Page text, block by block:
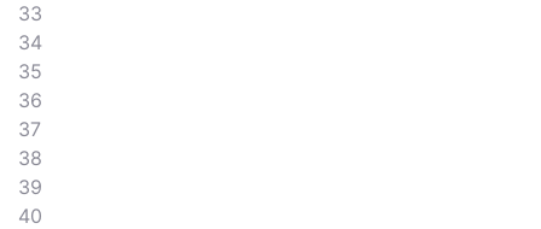
33
34
35
36
37
38
39
40